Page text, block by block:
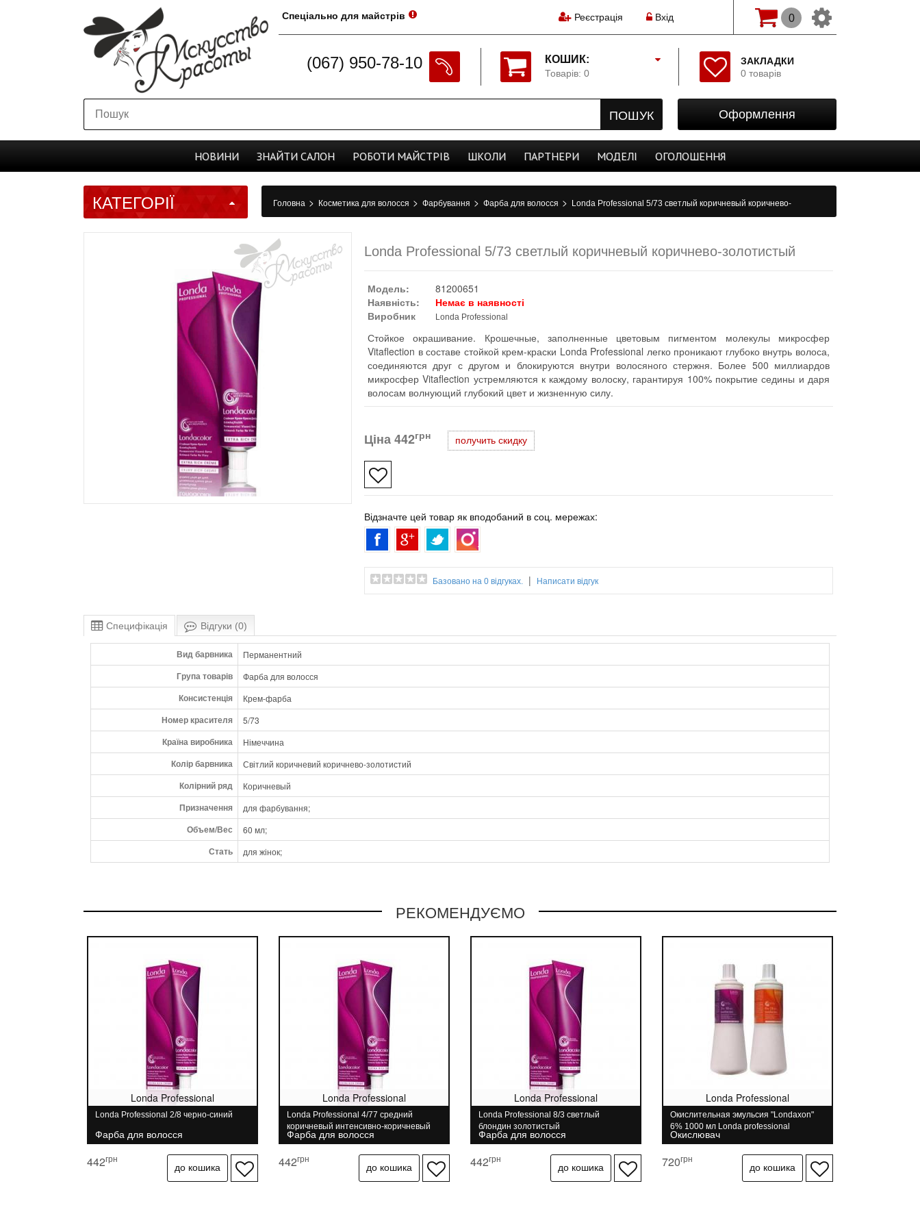
Реєстрація Вхід
Спеціально для майстрів
КОШИК:
Товарів: 0
ПОШУК
(067) 950-78-10
Оформлення
ЗАКЛАДКИ
0 товарів
0
Початок
Реєстрація
Закладки
НОВИНИ ЗНАЙТИ CАЛОН РОБОТИ МАЙСТРІВ ШКОЛИ ПАРТНЕРИ МОДЕЛІ ОГОЛОШЕННЯ
КАТЕГОРІЇ Головна > Косметика для волосся > Фарбування > Фарба для волосся > Londa Professional 5/73 светлый коричневый коричнево-
Londa Professional 5/73 светлый коричневый коричнево-золотистый
Модель:
81200651
Наявність:
Немає в наявності
Виробник
Londa Professional
Стойкое окрашивание. Крошечные, заполненные цветовым пигментом молекулы микросфер
Vitaflection в составе стойкой крем-краски Londa Professional легко проникают глубоко внутрь волоса,
соединяются друг с другом и блокируются внутри волосяного стержня. Более 500 миллиардов
микросфер Vitaflection устремляются к каждому волоску, гарантируя 100% покрытие седины и даря
волосам волнующий глубокий цвет и жизненную силу.
Ціна442грн получить скидку
Відзначте цей товар як вподобаний в соц. мережах:
Базовано на 0 відгуках. | Написати відгук
Специфікація Відгуки (0)
Вид барвника Перманентний
Група товарів Фарба для волосся
Консистенція Крем-фарба
Номер красителя 5/73
Країна виробника Німеччина
Колір барвника Світлий коричневий коричнево-золотистий
Колірний ряд Коричневый
Призначення для фарбування;
Объем/Вес 60 мл;
Стать для жінок;
РЕКОМЕНДУЄМО
Londa Professional
Londa Professional 2/8 черно-синий
Фарба для волосся
442грн
Londa Professional
Londa Professional 4/77 средний
коричневый интенсивно-коричневый
Фарба для волосся
442грн
Londa Professional
Londa Professional 8/3 светлый
блондин золотистый
Фарба для волосся
442грн
Londa Professional
Окислительная эмульсия "Londaxon"
6% 1000 мл Londa professional
Окислювач
720грн